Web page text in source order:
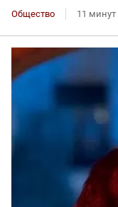
Общество 11 минут